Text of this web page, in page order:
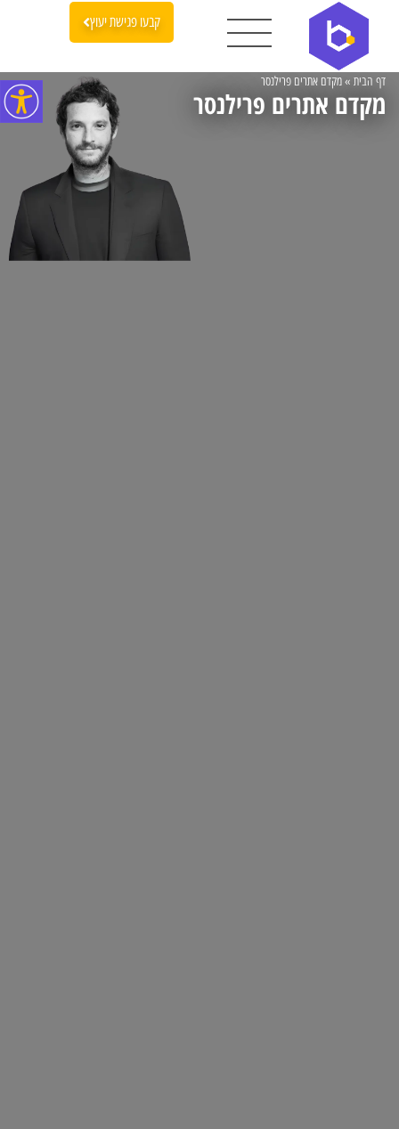
קבעו פגישת יעוץ
דף הבית »מקדם אתרים פרילנסר
מקדם אתרים פרילנסר